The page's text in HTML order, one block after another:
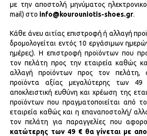
με την αποστολή μηνύματος
mail) στο info@kourouniotis-shoes.gr.
Κάθε άνευ αιτίας επιστροφή ή αλλαγή
δρομολογείται εντός 10 εργάσιμων
ημέρες). Η επιστροφή προϊόντων που
τον πελάτη προς την εταιρεία καθώς
αλλαγή προϊόντων προς τον
προϊόντα αξίας μεγαλύτερης των
αποκλειστική ευθύνη και χρέωση της
προϊόντων που πραγματοποιείται από
εταιρεία καθώς και η επαναποστολή/
τον πελάτη για παραγγελίες που
κατώτερης των 49 € θα γίνεται με